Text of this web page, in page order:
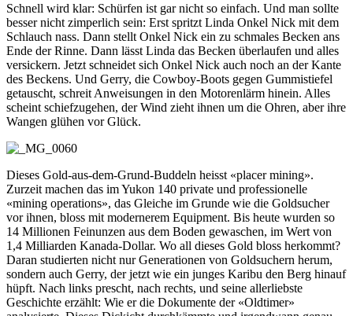
Schnell wird klar: Schürfen ist gar nicht so einfach. Und man sollte
besser nicht zimperlich sein: Erst spritzt Linda Onkel Nick mit dem
Schlauch nass. Dann stellt Onkel Nick ein zu schmales Becken ans
Ende der Rinne. Dann lässt Linda das Becken überlaufen und alles
versickern. Jetzt schneidet sich Onkel Nick auch noch an der Kante
des Beckens. Und Gerry, die Cowboy-Boots gegen Gummistiefel
getauscht, schreit Anweisungen in den Motorenlärm hinein. Alles
scheint schiefzugehen, der Wind zieht ihnen um die Ohren, aber ihre
Wangen glühen vor Glück.
Dieses Gold-aus-dem-Grund-Buddeln heisst «placer mining».
Zurzeit machen das im Yukon 140 private und professionelle
«mining operations», das Gleiche im Grunde wie die Goldsucher
vor ihnen, bloss mit modernerem Equipment. Bis heute wurden so
14 Millionen Feinunzen aus dem Boden gewaschen, im Wert von
1,4 Milliarden Kanada-Dollar. Wo all dieses Gold bloss herkommt?
Daran studierten nicht nur Generationen von Goldsuchern herum,
sondern auch Gerry, der jetzt wie ein junges Karibu den Berg hinauf
hüpft. Nach links prescht, nach rechts, und seine allerliebste
Geschichte erzählt: Wie er die Dokumente der «Oldtimer»